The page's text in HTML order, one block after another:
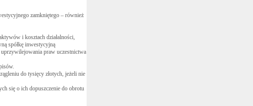
zamkniętego – również
i kosztach działalności,
spółkę inwestycyjną
praw uczestnictwa
do tysięcy złotych, jeżeli nie
się o ich dopuszczenie do obrotu